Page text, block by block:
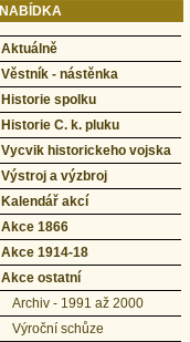
NABÍDKA
Aktuálně
Věstník - nástěnka
Historie spolku
Historie C. k. pluku
Vycvik historickeho vojska
Výstroj a výzbroj
Kalendář akcí
Akce 1866
Akce 1914-18
Akce ostatní
Archiv - 1991 až 2000
Výroční schůze